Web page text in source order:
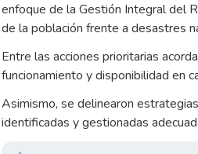
enfoque de la Gestión Integral del
de la población frente a desastres
Entre las acciones prioritarias
funcionamiento y disponibilidad en
Asimismo, se delinearon
identificadas y gestionadas